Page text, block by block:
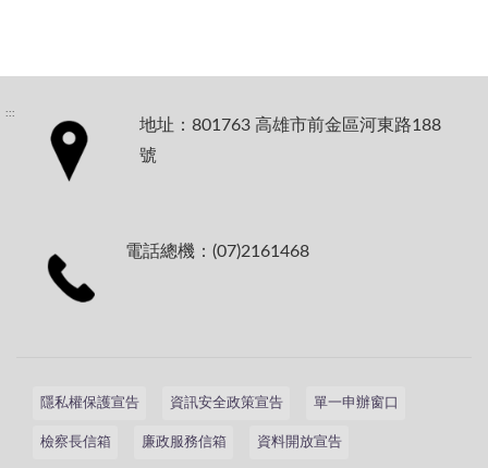
:::
地址：801763 高雄市前金區河東路188
號
電話總機：(07)2161468
隱私權保護宣告 資訊安全政策宣告 單一申辦窗口
檢察長信箱 廉政服務信箱 資料開放宣告